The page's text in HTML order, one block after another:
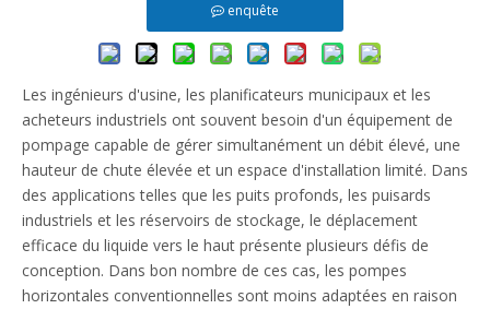
enquête
Les ingénieurs d'usine, les planificateurs municipaux et les
acheteurs industriels ont souvent besoin d'un équipement de
pompage capable de gérer simultanément un débit élevé, une
hauteur de chute élevée et un espace d'installation limité. Dans
des applications telles que les puits profonds, les puisards
industriels et les réservoirs de stockage, le déplacement
efficace du liquide vers le haut présente plusieurs défis de
conception. Dans bon nombre de ces cas, les pompes
horizontales conventionnelles sont moins adaptées en raison